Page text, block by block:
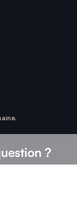
?